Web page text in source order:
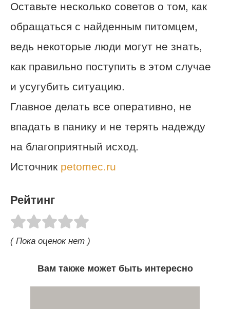
Оставьте несколько советов о том, как
обращаться с найденным питомцем,
ведь некоторые люди могут не знать,
как правильно поступить в этом случае
и усугубить ситуацию.
Главное делать все оперативно, не
впадать в панику и не терять надежду
на благоприятный исход.
Источник petomec.ru
Рейтинг
( Пока оценок нет )
Вам также может быть интересно